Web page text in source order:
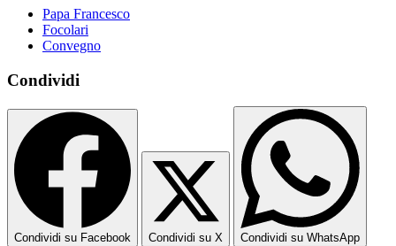
Papa Francesco
Focolari
Convegno
Condividi
Condividi su Facebook Condividi su X Condividi su WhatsApp